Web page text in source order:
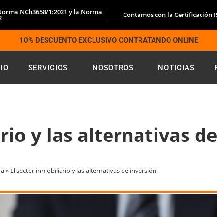
NCh3658/1:2021 y la Norma Contamos con la Certificación
10% DESCUENTO EXCLUSIVO CONTRATANDO ONLINE
SERVICIOS NOSOTROS NOTICIAS
y las alternativas
» El sector inmobiliario y las alternativas de inversión